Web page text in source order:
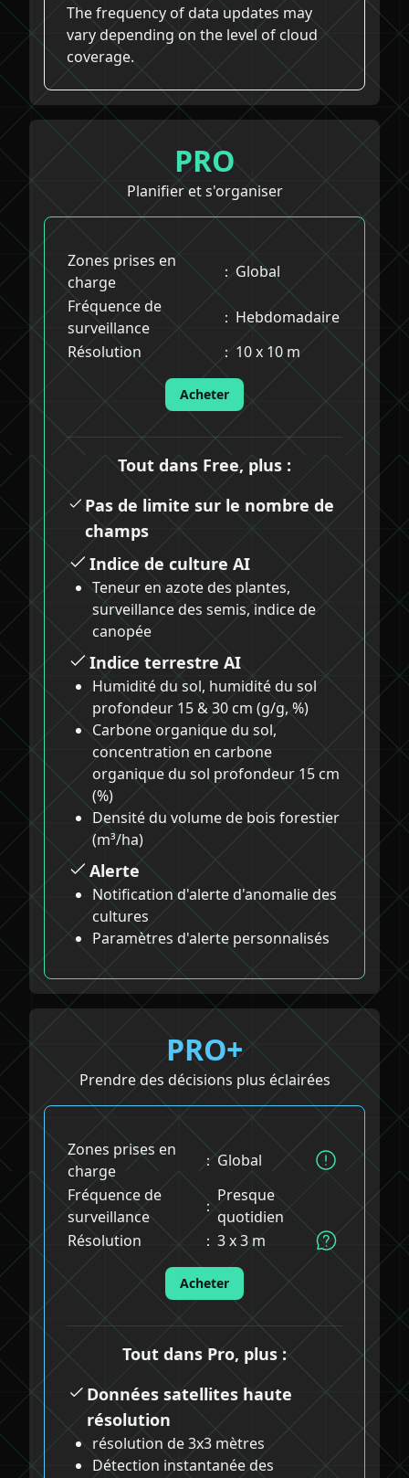
The frequency of data updates may
vary depending on the level of cloud
coverage.
PRO
Planifier et s'organiser
Zones prises en
charge
： Global
Fréquence de
surveillance
： Hebdomadaire
Résolution
：10 x 10 m
Acheter
Tout dans Free, plus :
Pas de limite sur le nombre de
champs
Indice de culture AI
Teneur en azote des plantes,
surveillance des semis, indice de
canopée
Indice terrestre AI
Humidité du sol, humidité du sol
profondeur 15 & 30 cm (g/g, %)
Carbone organique du sol,
concentration en carbone
organique du sol profondeur 15 cm
(%)
Densité du volume de bois forestier
(m³/ha)
Alerte
Notification d'alerte d'anomalie des
cultures
Paramètres d'alerte personnalisés
PRO+
Prendre des décisions plus éclairées
Zones prises en
charge
：Global
Fréquence de
surveillance
：
Presque
quotidien
Résolution
： 3 x 3 m
Acheter
Tout dans Pro, plus :
Données satellites haute
résolution
résolution de 3x3 mètres
Détection instantanée des